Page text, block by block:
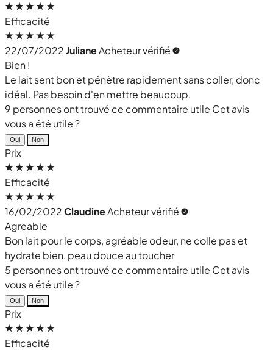
Efficacité
22/07/2022JulianeAcheteur vérifié
Bien !
Le lait sent bon et pénètre rapidement sans coller, donc
idéal. Pas besoin d'en mettre beaucoup.
9 personnes ont trouvé ce commentaire utile Cet avis
vous a été utile ?
Oui Non
Prix
Efficacité
16/02/2022ClaudineAcheteur vérifié
Agreable
Bon lait pour le corps, agréable odeur, ne colle pas et
hydrate bien, peau douce au toucher
5 personnes ont trouvé ce commentaire utile Cet avis
vous a été utile ?
Oui Non
Prix
Efficacité